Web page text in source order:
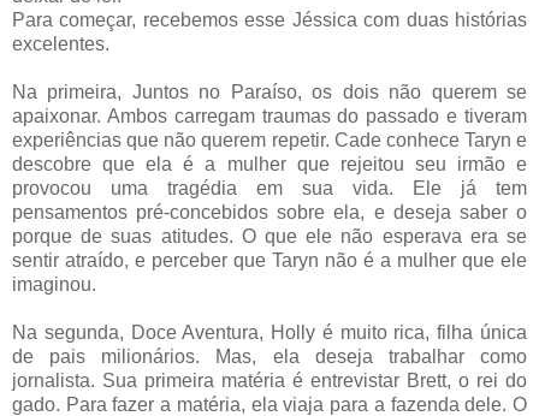
Para começar, recebemos esse Jéssica com duas histórias
excelentes.
Na primeira, Juntos no Paraíso, os dois não querem se
apaixonar. Ambos carregam traumas do passado e tiveram
experiências que não querem repetir. Cade conhece Taryn e
descobre que ela é a mulher que rejeitou seu irmão e
provocou uma tragédia em sua vida. Ele já tem
pensamentos pré-concebidos sobre ela, e deseja saber o
porque de suas atitudes. O que ele não esperava era se
sentir atraído, e perceber que Taryn não é a mulher que ele
imaginou.
Na segunda, Doce Aventura, Holly é muito rica, filha única
de pais milionários. Mas, ela deseja trabalhar como
jornalista. Sua primeira matéria é entrevistar Brett, o rei do
gado. Para fazer a matéria, ela viaja para a fazenda dele. O